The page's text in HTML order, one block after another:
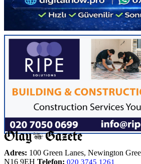
Adres: 100 Green Lanes, Newington
N16 9EH Telefon: 020 3745 1261